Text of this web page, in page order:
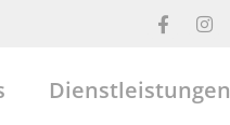
Dienstleistungen